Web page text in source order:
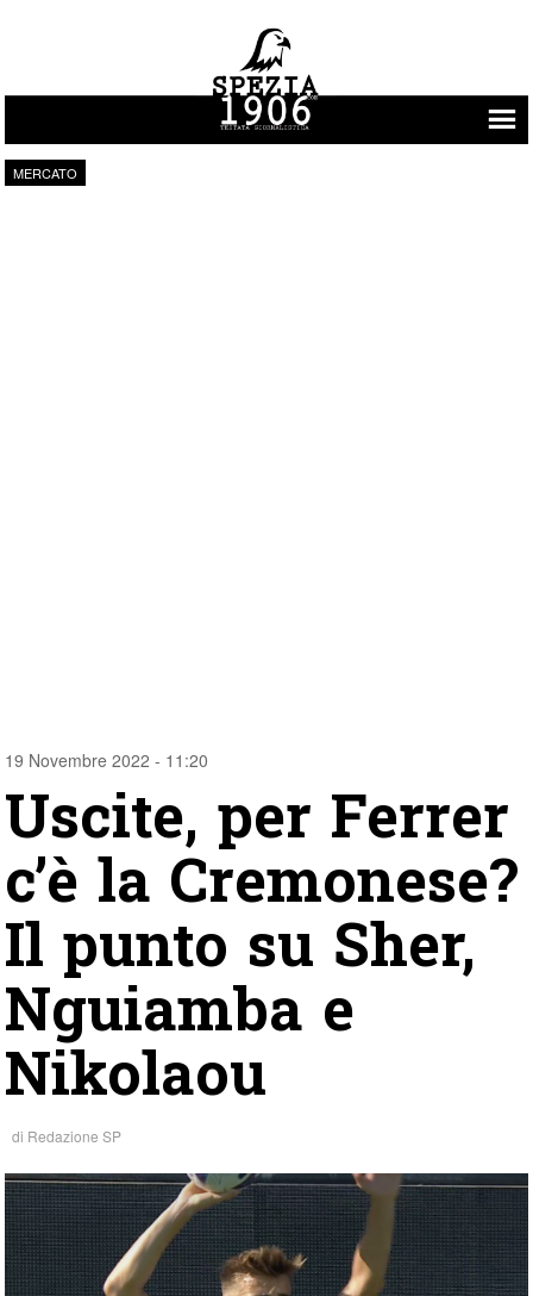
Vai al contenuto
MERCATO
19 Novembre 2022 - 11:20
Uscite, per Ferrer
c’è la Cremonese?
Il punto su Sher,
Nguiamba e
Nikolaou
di Redazione SP